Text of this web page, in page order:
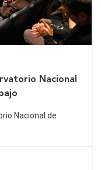
Nacional
Nacional de